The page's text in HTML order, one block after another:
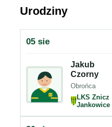
Urodziny
05 sie
Jakub
Czorny
Obrońca
LKS Znicz
Jankowice